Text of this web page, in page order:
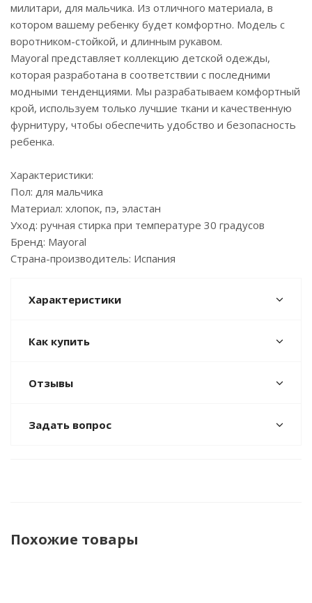
милитари, для мальчика. Из отличного материала, в
котором вашему ребенку будет комфортно. Модель с
воротником-стойкой, и длинным рукавом.
Mayoral представляет коллекцию детской одежды,
которая разработана в соответствии с последними
модными тенденциями. Мы разрабатываем комфортный
крой, используем только лучшие ткани и качественную
фурнитуру, чтобы обеспечить удобство и безопасность
ребенка.
Характеристики:
Пол: для мальчика
Материал: хлопок, пэ, эластан
Уход: ручная стирка при температуре 30 градусов
Бренд: Mayoral
Страна-производитель: Испания
Характеристики
Как купить
Отзывы
Задать вопрос
Похожие товары